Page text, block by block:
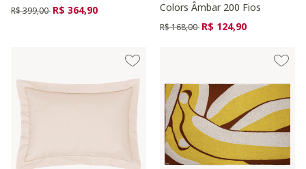
Preço reduzido de
R$ 399,00 para
R$ 364,90
Colors Âmbar 200 Fios
Preço reduzido de
R$ 168,00 para
R$ 124,90